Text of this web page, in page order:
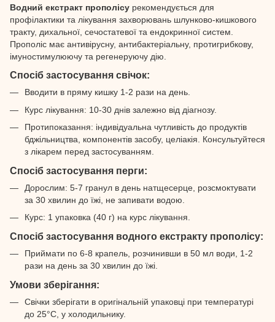
Водний екстракт прополісу рекомендується для
профілактики та лікування захворювань шлунково-кишкового
тракту, дихальної, сечостатевої та ендокринної систем.
Прополіс має антивірусну, антибактеріальну, протигрибкову,
імуностимулюючу та регенеруючу дію.
Спосіб застосування свічок:
Вводити в пряму кишку 1-2 рази на день.
Курс лікування: 10-30 днів залежно від діагнозу.
Протипоказання: індивідуальна чутливість до продуктів
бджільництва, компонентів засобу, целіакія. Консультуйтеся
з лікарем перед застосуванням.
Спосіб застосування перги:
Дорослим: 5-7 гранул в день натщесерце, розсмоктувати
за 30 хвилин до їжі, не запивати водою.
Курс: 1 упаковка (40 г) на курс лікування.
Спосіб застосування водного екстракту прополісу:
Приймати по 6-8 крапель, розчинивши в 50 мл води, 1-2
рази на день за 30 хвилин до їжі.
Умови зберігання:
Свічки зберігати в оригінальній упаковці при температурі
до 25°C, у холодильнику.